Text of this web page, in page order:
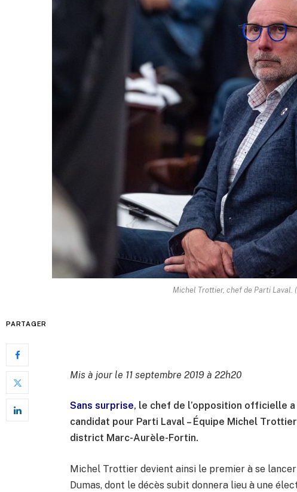
Michel Trottier, chef de Parti Laval.
PARTAGER
Mis à jour le 11 septembre 2019 à 22h20
Sans surprise, le chef de l’opposition officielle
candidat pour Parti Laval – Équipe Michel
district Marc-Aurèle-Fortin.
Michel Trottier devient ainsi le premier à se
Dumas, dont le décès subit donnera lieu à une